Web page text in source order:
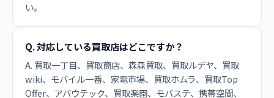
い。
Q. 対応している買取店はどこですか？
A. 買取一丁目、買取商店、森森買取、買取ルデヤ、買取
wiki、モバイル一番、家電市場、買取ホムラ、買取Top
Offer、アバウテック、買取楽園、モバステ、携帯空間、